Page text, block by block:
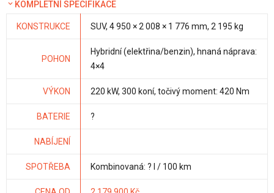
KOMPLETNÍ SPECIFIKACE
KONSTRUKCE SUV, 4 950 × 2 008 × 1 776 mm, 2 195 kg
POHON
Hybridní (elektřina/benzin), hnaná náprava:
4×4
VÝKON 220 kW, 300 koní, točivý moment: 420 Nm
BATERIE ?
NABÍJENÍ
SPOTŘEBA Kombinovaná: ? l / 100 km